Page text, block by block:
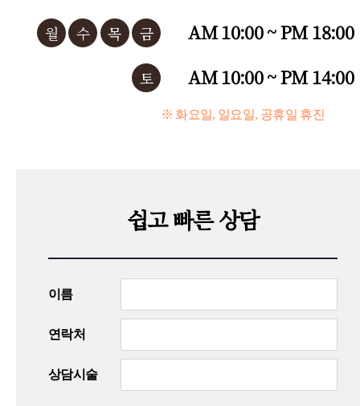
월 수 목 금 AM 10:00 ~ PM 18:00
토 AM 10:00 ~ PM 14:00
※ 화요일, 일요일, 공휴일 휴진
쉽고 빠른 상담
이름
연락처
상담시술